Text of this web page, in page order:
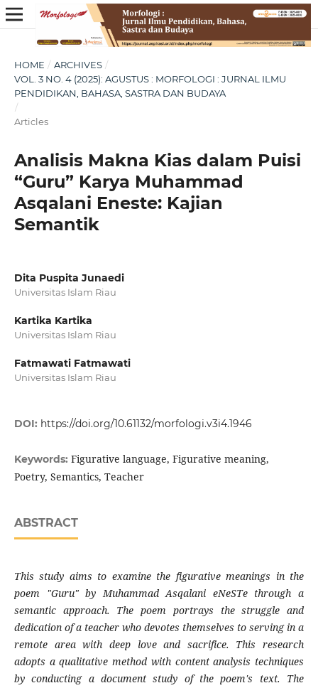
HOME / ARCHIVES /
VOL. 3 NO. 4 (2025): AGUSTUS : MORFOLOGI : JURNAL ILMU
PENDIDIKAN, BAHASA, SASTRA DAN BUDAYA
/
Articles
Analisis Makna Kias dalam Puisi
“Guru” Karya Muhammad
Asqalani Eneste: Kajian
Semantik
Dita Puspita Junaedi
Universitas Islam Riau
Kartika Kartika
Universitas Islam Riau
Fatmawati Fatmawati
Universitas Islam Riau
DOI: https://doi.org/10.61132/morfologi.v3i4.1946
Keywords: Figurative language, Figurative meaning,
Poetry, Semantics, Teacher
ABSTRACT
This study aims to examine the figurative meanings in the
poem "Guru" by Muhammad Asqalani eNeSTe through a
semantic approach. The poem portrays the struggle and
dedication of a teacher who devotes themselves to serving in a
remote area with deep love and sacrifice. This research
adopts a qualitative method with content analysis techniques
by conducting a document study of the poem's text. The